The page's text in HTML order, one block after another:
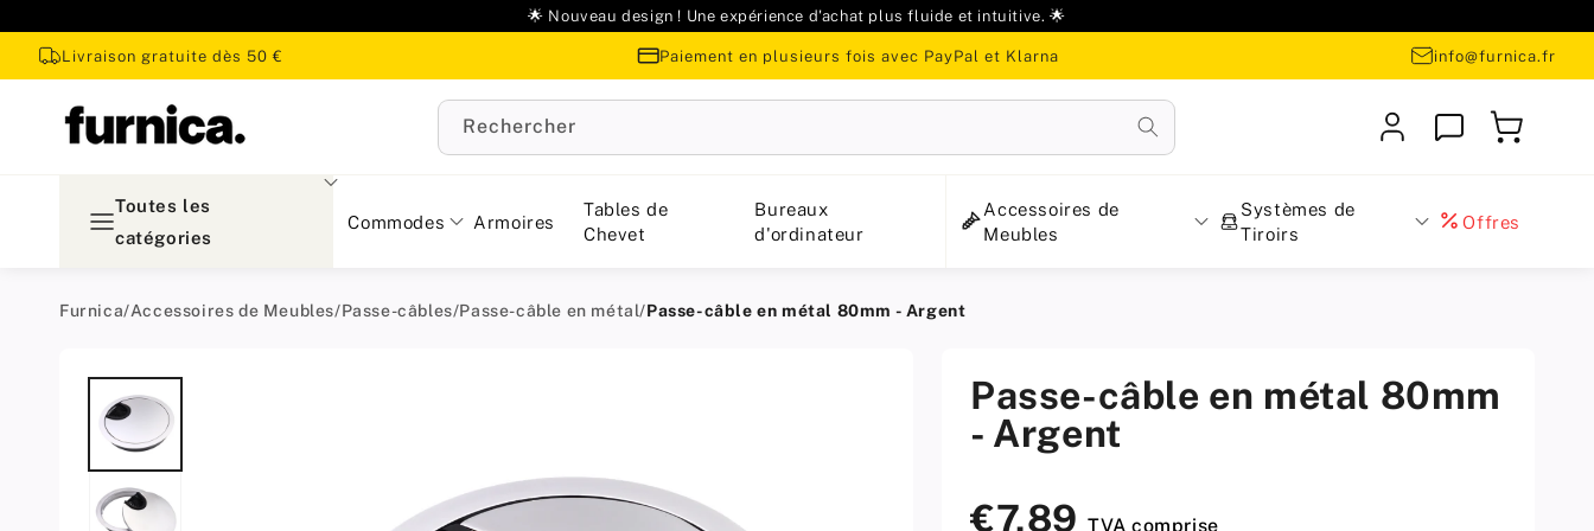
🌟 Nouveau design ! Une expérience d'achat plus fluide et intuitive. 🌟
Livraison gratuite dès 50 € Paiement en plusieurs fois avec PayPal et Klarna info@furnica.fr
Rechercher
connecter
Panier
Toutes les
catégories
Commodes Armoires
Tables de
Chevet
Bureaux
d'ordinateur
Accessoires de
Meubles
Systèmes de
Tiroirs
Offres
Furnica/Accessoires de Meubles/Passe-câbles/Passe-câble en métal/Passe-câble en métal 80mm - Argent
Passer aux
produit
Passe-câble en métal 80mm
- Argent
Prix
€7,89 TVA comprise